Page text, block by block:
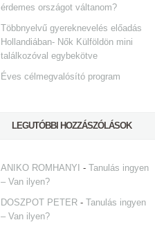
érdemes országot váltanom?
Többnyelvű gyereknevelés előadás
Hollandiában- Nők Külföldön mini
találkozóval egybekötve
Éves célmegvalósító program
LEGUTÓBBI HOZZÁSZÓLÁSOK
ANIKO ROMHANYI - Tanulás ingyen
– Van ilyen?
DOSZPOT PETER - Tanulás ingyen
– Van ilyen?